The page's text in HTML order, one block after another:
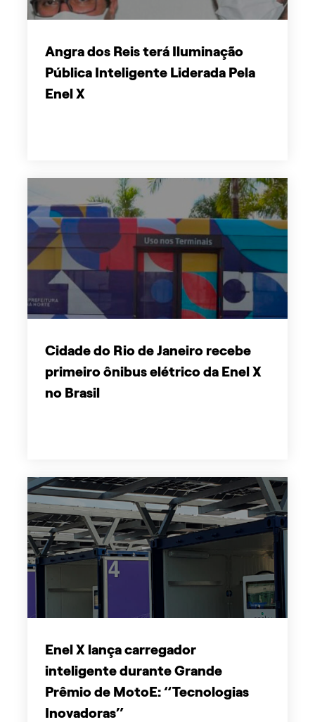
Angra dos Reis terá Iluminação
Pública Inteligente Liderada Pela
Enel X
Cidade do Rio de Janeiro recebe
primeiro ônibus elétrico da Enel X
no Brasil
Enel X lança carregador
inteligente durante Grande
Prêmio de MotoE: “Tecnologias
Inovadoras”